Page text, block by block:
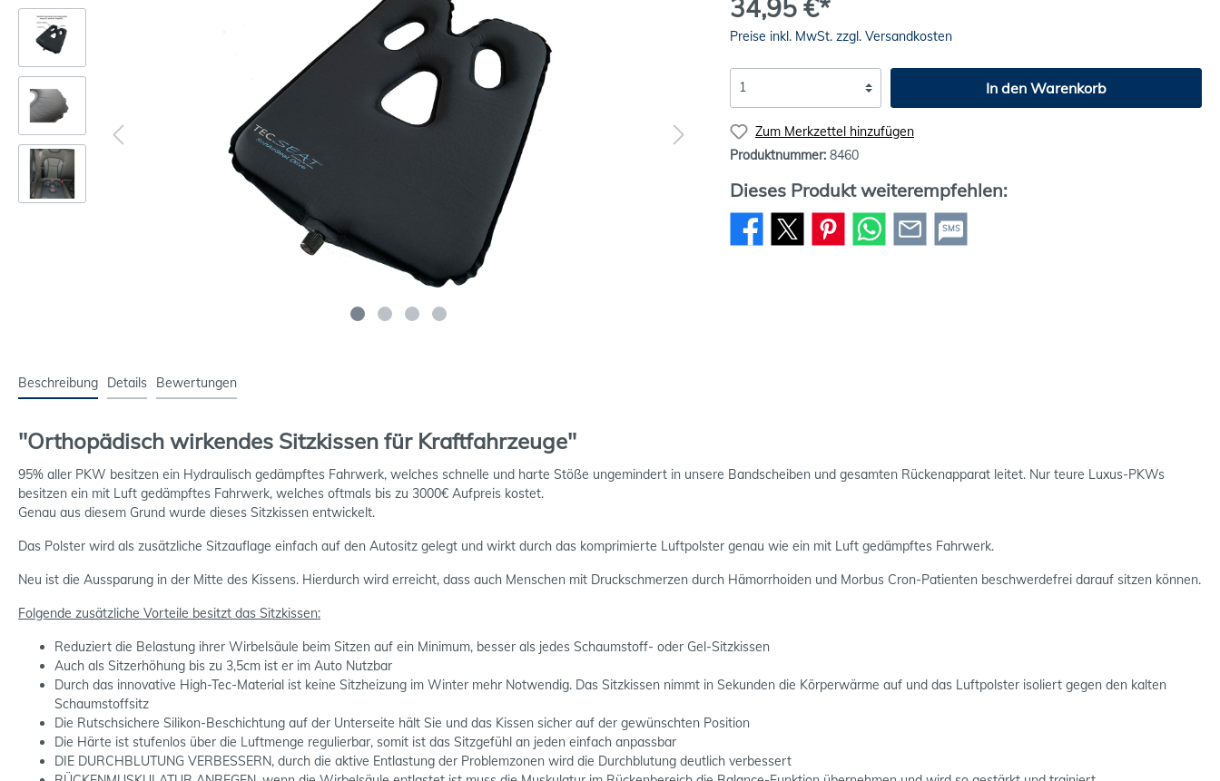
34,95 €*
Preise inkl. MwSt. zzgl. Versandkosten
In den Warenkorb
Zum Merkzettel hinzufügen
Produktnummer: 8460
Dieses Produkt weiterempfehlen:
SMS
Beschreibung Details Bewertungen
"Orthopädisch wirkendes Sitzkissen für Kraftfahrzeuge"
95% aller PKW besitzen ein Hydraulisch gedämpftes Fahrwerk, welches schnelle und harte Stöße ungemindert in unsere Bandscheiben und gesamten Rückenapparat leitet. Nur teure Luxus-PKWs
besitzen ein mit Luft gedämpftes Fahrwerk, welches oftmals bis zu 3000€ Aufpreis kostet.
Genau aus diesem Grund wurde dieses Sitzkissen entwickelt.
Das Polster wird als zusätzliche Sitzauflage einfach auf den Autositz gelegt und wirkt durch das komprimierte Luftpolster genau wie ein mit Luft gedämpftes Fahrwerk.
Neu ist die Aussparung in der Mitte des Kissens. Hierdurch wird erreicht, dass auch Menschen mit Druckschmerzen durch Hämorrhoiden und Morbus Cron-Patienten beschwerdefrei darauf sitzen können.
Folgende zusätzliche Vorteile besitzt das Sitzkissen:
Reduziert die Belastung ihrer Wirbelsäule beim Sitzen auf ein Minimum, besser als jedes Schaumstoff- oder Gel-Sitzkissen
Auch als Sitzerhöhung bis zu 3,5cm ist er im Auto Nutzbar
Durch das innovative High-Tec-Material ist keine Sitzheizung im Winter mehr Notwendig. Das Sitzkissen nimmt in Sekunden die Körperwärme auf und das Luftpolster isoliert gegen den kalten
Schaumstoffsitz
Die Rutschsichere Silikon-Beschichtung auf der Unterseite hält Sie und das Kissen sicher auf der gewünschten Position
Die Härte ist stufenlos über die Luftmenge regulierbar, somit ist das Sitzgefühl an jeden einfach anpassbar
DIE DURCHBLUTUNG VERBESSERN, durch die aktive Entlastung der Problemzonen wird die Durchblutung deutlich verbessert